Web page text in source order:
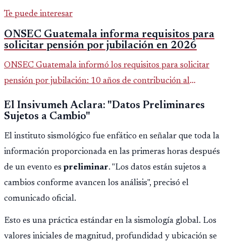
Te puede interesar
ONSEC Guatemala informa requisitos para
solicitar pensión por jubilación en 2026
ONSEC Guatemala informó los requisitos para solicitar
pensión por jubilación: 10 años de contribución al
importar edad.
El Insivumeh Aclara: "Datos Preliminares
Sujetos a Cambio"
El instituto sismológico fue enfático en señalar que toda la
información proporcionada en las primeras horas después
de un evento es preliminar. "Los datos están sujetos a
cambios conforme avancen los análisis", precisó el
comunicado oficial.
Esto es una práctica estándar en la sismología global. Los
valores iniciales de magnitud, profundidad y ubicación se